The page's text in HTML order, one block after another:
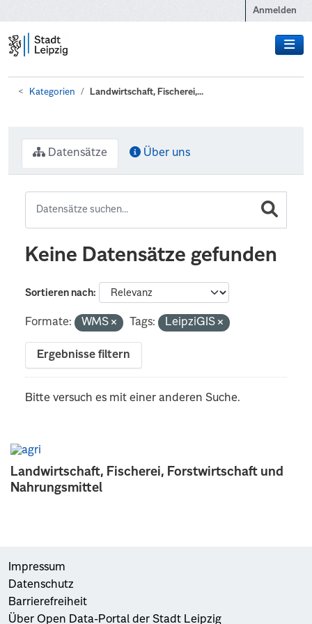
Anmelden
Kategorien Landwirtschaft, Fischerei,...
Landwirtschaft, Fischerei, Forstwirtschaft und
Nahrungsmittel
Datensätze Über uns
Keine Datensätze gefunden
Sortieren nach
Formate: WMS Tags: LeipziGIS
Ergebnisse filtern
Bitte versuch es mit einer anderen Suche.
Impressum
Datenschutz
Barrierefreiheit
Über Open Data-Portal der Stadt Leipzig